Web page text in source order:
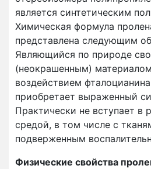
является синтетическим
Химическая формула
представлена следующим
Являющийся по природе
(неокрашенным)
воздействием
приобретает выраженный
Практически не вступает в
средой, в том числе с
подверженным
Физические свойства